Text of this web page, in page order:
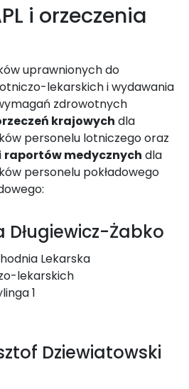
i orzeczenia
uprawnionych do
lekarskich i wydawania
zdrowotnych
krajowych dla
personelu lotniczego oraz
raportów medycznych dla
personelu pokładowego
Długiewicz-Żabko
Lekarska
lekarskich
1
Dziewiatowski